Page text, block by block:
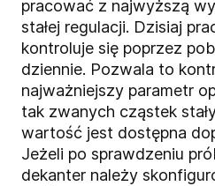
pracować z najwyższą
stałej regulacji. Dzisiaj
kontroluje się poprzez
dziennie. Pozwala to
najważniejszy parametr
tak zwanych cząstek
wartość jest dostępna
Jeżeli po sprawdzeniu
dekanter należy